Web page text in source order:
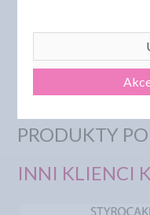
DODAJ
PRODUKTY
INNI KLIENCI